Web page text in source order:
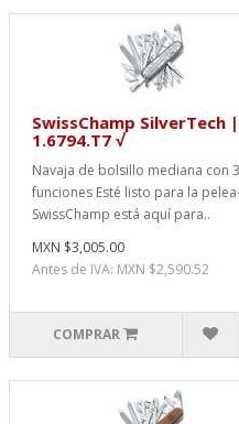
SwissChamp SilverTech |
1.6794.T7 √
Navaja de bolsillo mediana con
funciones Esté listo para la
SwissChamp está aquí para..
MXN $3,005.00
Antes de IVA: MXN $2,590.52
COMPRAR